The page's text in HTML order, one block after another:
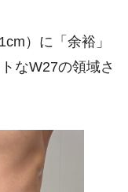
）に「余裕」
なW27の領域さ